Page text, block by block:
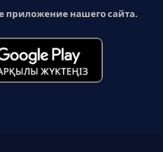
приложение нашего сайта.